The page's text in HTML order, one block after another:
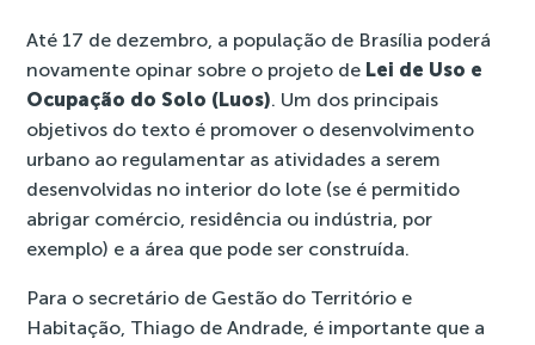
Até 17 de dezembro, a população de Brasília poderá
novamente opinar sobre o projeto de Lei de Uso e
Ocupação do Solo (Luos). Um dos principais
objetivos do texto é promover o desenvolvimento
urbano ao regulamentar as atividades a serem
desenvolvidas no interior do lote (se é permitido
abrigar comércio, residência ou indústria, por
exemplo) e a área que pode ser construída.
Para o secretário de Gestão do Território e
Habitação, Thiago de Andrade, é importante que a